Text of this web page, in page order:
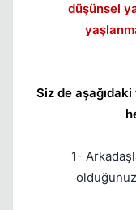
düşünsel
Siz de
1-